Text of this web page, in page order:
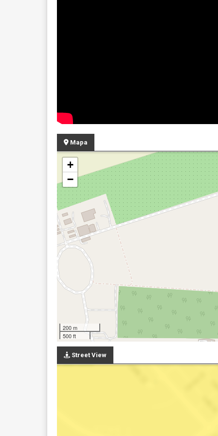
Mapa
+
−
200 m
500 ft
Street View